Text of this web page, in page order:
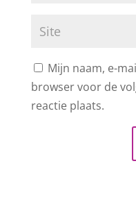
Mijn naam, e-
browser voor de
reactie plaats.